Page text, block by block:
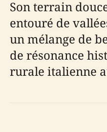
Son terrain
entouré de
un mélange de
de résonance
rurale italienne